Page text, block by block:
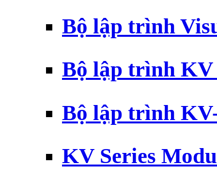
Bộ lập trình
Bộ lập trình
Bộ lập trình
KV Series